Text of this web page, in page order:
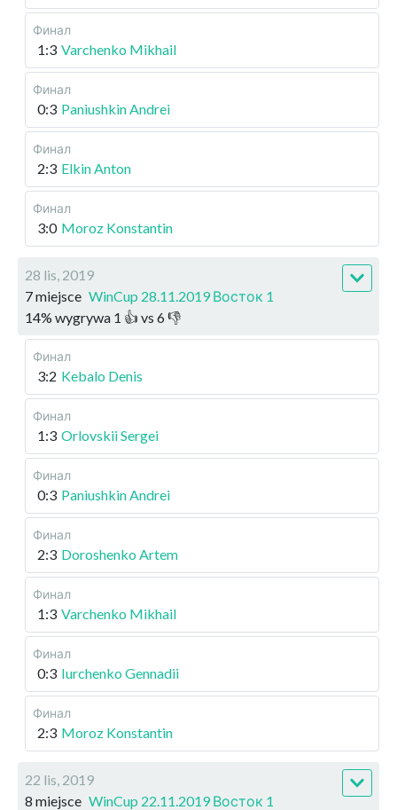
Финал
1:3 Varchenko Mikhail
Финал
0:3 Paniushkin Andrei
Финал
2:3 Elkin Anton
Финал
3:0 Moroz Konstantin
28 lis, 2019
7 miejsce WinCup 28.11.2019 Восток 1
14% wygrywa 1 👍 vs 6👎
Финал
3:2 Kebalo Denis
Финал
1:3 Orlovskii Sergei
Финал
0:3 Paniushkin Andrei
Финал
2:3 Doroshenko Artem
Финал
1:3 Varchenko Mikhail
Финал
0:3 Iurchenko Gennadii
Финал
2:3 Moroz Konstantin
22 lis, 2019
8 miejsce WinCup 22.11.2019 Восток 1